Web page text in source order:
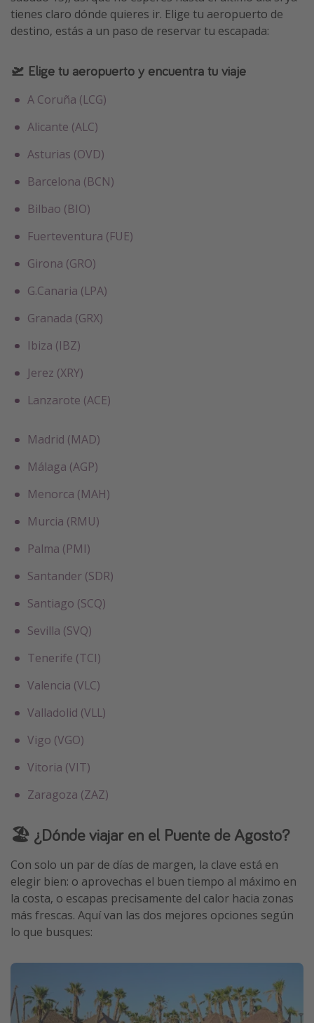
tienes claro dónde quieres ir. Elige tu aeropuerto de
destino, estás a un paso de reservar tu escapada:
🛫 Elige tu aeropuerto y encuentra tu viaje
A Coruña (LCG)
Alicante (ALC)
Asturias (OVD)
Barcelona (BCN)
Bilbao (BIO)
Fuerteventura (FUE)
Girona (GRO)
G.Canaria (LPA)
Granada (GRX)
Ibiza (IBZ)
Jerez (XRY)
Lanzarote (ACE)
Madrid (MAD)
Málaga (AGP)
Menorca (MAH)
Murcia (RMU)
Palma (PMI)
Santander (SDR)
Santiago (SCQ)
Sevilla (SVQ)
Tenerife (TCI)
Valencia (VLC)
Valladolid (VLL)
Vigo (VGO)
Vitoria (VIT)
Zaragoza (ZAZ)
🏖️ ¿Dónde viajar en el Puente de Agosto?
Con solo un par de días de margen, la clave está en
elegir bien: o aprovechas el buen tiempo al máximo en
la costa, o escapas precisamente del calor hacia zonas
más frescas. Aquí van las dos mejores opciones según
lo que busques: